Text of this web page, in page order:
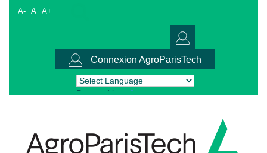
A- A A+
Connexion AgroParisTech
Powered by Translate